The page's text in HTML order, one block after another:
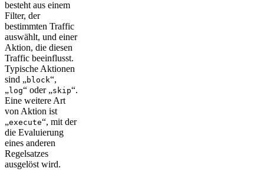
besteht aus einem
Filter, der
bestimmten Traffic
auswählt, und einer
Aktion, die diesen
Traffic beeinflusst.
Typische Aktionen
sind „block“,
„log“ oder „skip“.
Eine weitere Art
von Aktion ist
„execute“, mit der
die Evaluierung
eines anderen
Regelsatzes
ausgelöst wird.